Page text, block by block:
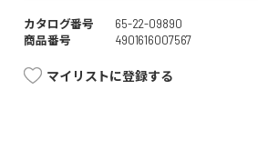
カタログ番号
65-22-09890
商品番号
4901616007567
マイリストに登録する